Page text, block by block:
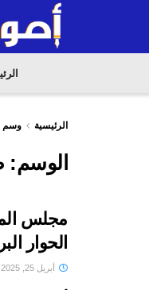
الرئيسية وسم
الوسم:
مجلس
الحوار
أبريل 25, 2025